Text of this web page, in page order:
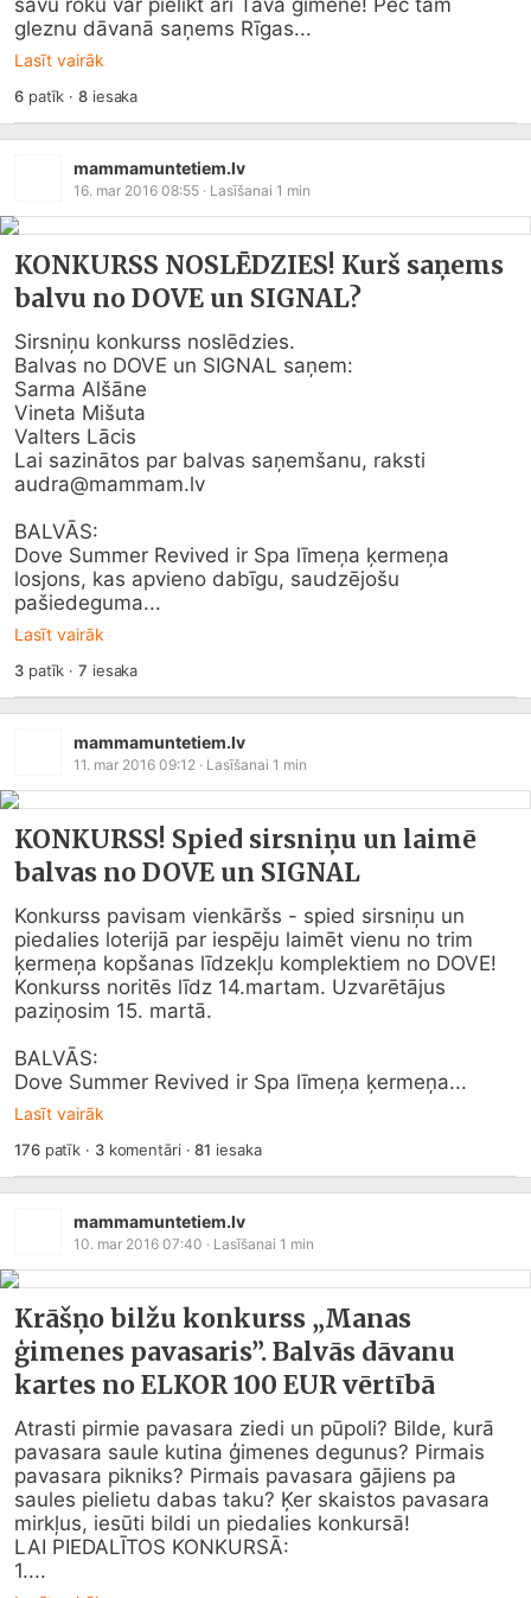
savu roku var pielikt arī Tava ģimene! Pēc tam
gleznu dāvanā saņems Rīgas...
Lasīt vairāk
6patīk ·8iesaka
mammamuntetiem.lv
16. mar 2016 08:55 · Lasīšanai 1 min
KONKURSS NOSLĒDZIES! Kurš saņems
balvu no DOVE un SIGNAL?
Sirsniņu konkurss noslēdzies.
Balvas no DOVE un SIGNAL saņem:
Sarma Alšāne
Vineta Mišuta
Valters Lācis
Lai sazinātos par balvas saņemšanu, raksti
audra@mammam.lv
BALVĀS:
Dove Summer Revived ir Spa līmeņa ķermeņa
losjons, kas apvieno dabīgu, saudzējošu
pašiedeguma...
Lasīt vairāk
3patīk ·7 iesaka
mammamuntetiem.lv
11. mar 2016 09:12 · Lasīšanai 1 min
KONKURSS! Spied sirsniņu un laimē
balvas no DOVE un SIGNAL
Konkurss pavisam vienkāršs - spied sirsniņu un
piedalies loterijā par iespēju laimēt vienu no trim
ķermeņa kopšanas līdzekļu komplektiem no DOVE!
Konkurss noritēs līdz 14.martam. Uzvarētājus
paziņosim 15. martā.
BALVĀS:
Dove Summer Revived ir Spa līmeņa ķermeņa...
Lasīt vairāk
176patīk · 3komentāri ·81 iesaka
mammamuntetiem.lv
10. mar 2016 07:40 · Lasīšanai 1 min
Krāšņo bilžu konkurss „Manas
ģimenes pavasaris”. Balvās dāvanu
kartes no ELKOR 100 EUR vērtībā
Atrasti pirmie pavasara ziedi un pūpoli? Bilde, kurā
pavasara saule kutina ģimenes degunus? Pirmais
pavasara pikniks? Pirmais pavasara gājiens pa
saules pielietu dabas taku? Ķer skaistos pavasara
mirkļus, iesūti bildi un piedalies konkursā!
LAI PIEDALĪTOS KONKURSĀ:
1....